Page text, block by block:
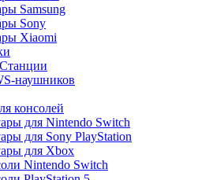
Samsung
Sony
Xiaomi
наушников
консолей
для Nintendo Switch
для Sony PlayStation
для Xbox
Nintendo Switch